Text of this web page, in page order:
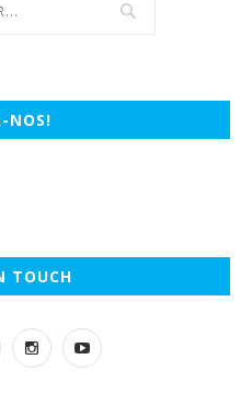
NOS!
TOUCH